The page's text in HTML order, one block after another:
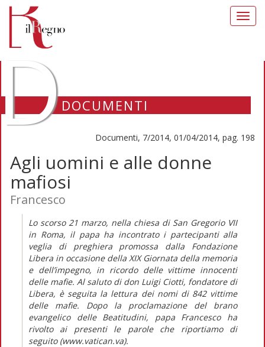
DOCUMENTI
Documenti, 7/2014, 01/04/2014, pag. 198
Agli uomini e alle donne
mafiosi
Francesco
Lo scorso 21 marzo, nella chiesa di San Gregorio VII
in Roma, il papa ha incontrato i partecipanti alla
veglia di preghiera promossa dalla Fondazione
Libera in occasione della XIX Giornata della memoria
e dell’impegno, in ricordo delle vittime innocenti
delle mafie. Al saluto di don Luigi Ciotti, fondatore di
Libera, è seguita la lettura dei nomi di 842 vittime
delle mafie. Dopo la proclamazione del brano
evangelico delle Beatitudini, papa Francesco ha
rivolto ai presenti le parole che riportiamo di
seguito (www.vatican.va).